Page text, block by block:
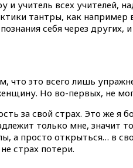
и учитель всех учителей,
тантры, как
себя через
что это всего лишь
Но во-первых, не
за свой страх. Это же
только мне, значит
а просто открыться… в
страх потери.